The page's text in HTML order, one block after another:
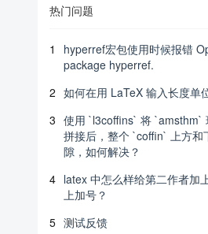
热门问题
1
hyperref宏包使用时候报错
package hyperref.
2 如何在用 LaTeX 输入长度单
3 使用 `l3coffins` 将 `amsthm`
拼接后，整个 `coffin` 上方和
隙，如何解决？
4 latex 中怎么样给第二作者加
上加号？
5 测试反馈